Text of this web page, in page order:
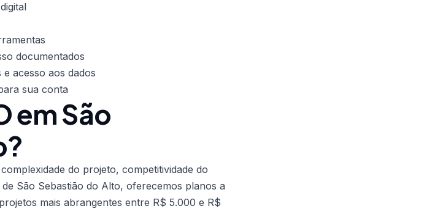
documentados
acesso aos dados
sua conta
em São
do projeto, competitividade do
São Sebastião do Alto, oferecemos planos a
mais abrangentes entre R$ 5.000 e R$